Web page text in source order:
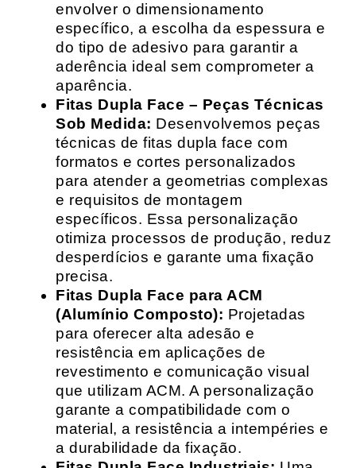
envolver o dimensionamento
específico, a escolha da espessura e
do tipo de adesivo para garantir a
aderência ideal sem comprometer a
aparência.
Fitas Dupla Face – Peças Técnicas
Sob Medida: Desenvolvemos peças
técnicas de fitas dupla face com
formatos e cortes personalizados
para atender a geometrias complexas
e requisitos de montagem
específicos. Essa personalização
otimiza processos de produção, reduz
desperdícios e garante uma fixação
precisa.
Fitas Dupla Face para ACM
(Alumínio Composto): Projetadas
para oferecer alta adesão e
resistência em aplicações de
revestimento e comunicação visual
que utilizam ACM. A personalização
garante a compatibilidade com o
material, a resistência a intempéries e
a durabilidade da fixação.